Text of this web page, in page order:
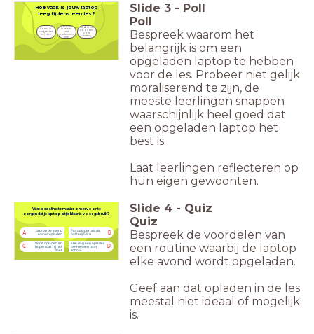
Hoe vaak is jouw laptop
leeg tijdens een les?
Soms, ik
vergeet het
wel eens.
Regelmatig,
ik heb er
problemen
mee.
Altijd, ik heb
nooit een
volle
batterij.
Slide 3 - Poll
Poll
Bespreek waarom het
belangrijk is om een
opgeladen laptop te hebben
voor de les. Probeer niet gelijk
moraliserend te zijn, de
meeste leerlingen snappen
waarschijnlijk heel goed dat
een opgeladen laptop het
best is.
Laat leerlingen reflecteren op
hun eigen gewoonten.
Wat is de slimste manier om ervoorte
zorgen dat je laptop altijd klaar is voor gebruik?
A
Laptop de avond
ervoor opladen
B
Pas opladen als de
batterij 5% is
C
Nooit opladen en
hopen dat hij het
doet
D
Elke dag een oplader
meenemen naar
school
Slide 4 - Quiz
Quiz
Bespreek de voordelen van
een routine waarbij de laptop
elke avond wordt opgeladen.
Geef aan dat opladen in de les
meestal niet ideaal of mogelijk
is.